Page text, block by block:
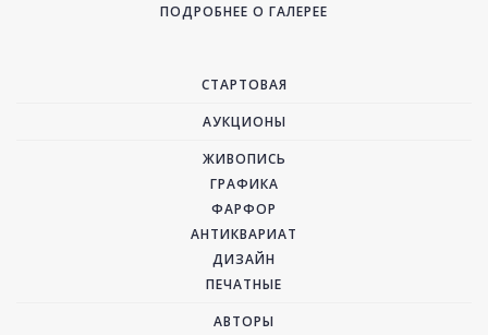
ПОДРОБНЕЕ О ГАЛЕРЕЕ
СТАРТОВАЯ
АУКЦИОНЫ
ЖИВОПИСЬ
ГРАФИКА
ФАРФОР
АНТИКВАРИАТ
ДИЗАЙН
ПЕЧАТНЫЕ
АВТОРЫ